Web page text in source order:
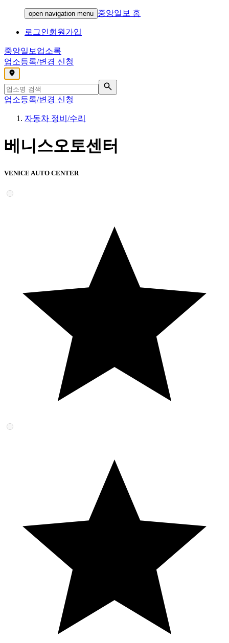
open navigation menu 중앙일보 홈
로그인회원가입
중앙일보 업소록
업소등록/변경 신청
,
업소등록/변경 신청
자동차 정비/수리
베니스오토센터
VENICE AUTO CENTER